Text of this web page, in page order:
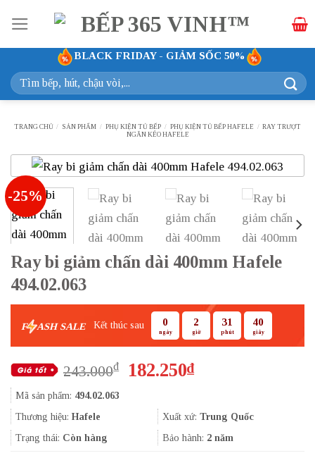
qua
nội
dung
BLACK FRIDAY - GIẢM SỐC 50%
Tìm
kiếm:
TRANG CHỦ / SẢN PHẨM / PHỤ KIỆN TỦ BẾP / PHỤ KIỆN TỦ BẾP HAFELE / RAY TRƯỢT
NGĂN KÉO HAFELE
-25%
Ray bi giảm chấn dài 400mm Hafele
494.02.063
F ASH SALE Kết thúc sau 0
ngày
2
giờ
31
phút
39
giây
243.000₫
Giá
243.000₫.
182.250₫Giá
là:
182.250₫.
Mã sản phẩm: 494.02.063
Thương hiệu: Hafele Xuất xứ: Trung Quốc
Trạng thái: Còn hàng Bảo hành: 2 năm